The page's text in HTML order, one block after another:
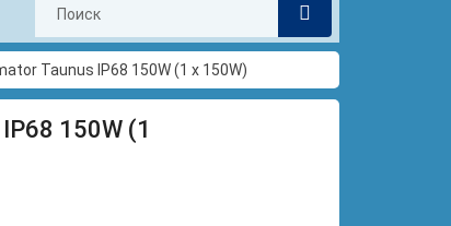
Taunus IP68 150W (1 x 150W)
150W (1